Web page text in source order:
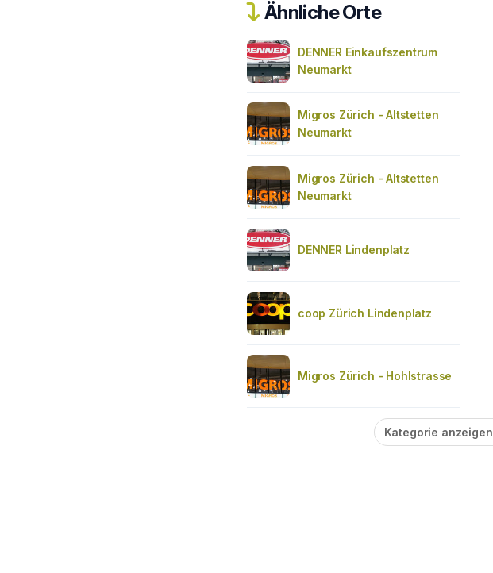
Ähnliche Orte
DENNER Einkaufszentrum
Neumarkt
Migros Zürich - Altstetten
Neumarkt
Migros Zürich - Altstetten
Neumarkt
DENNER Lindenplatz
coop Zürich Lindenplatz
Migros Zürich - Hohlstrasse
Kategorie anzeigen